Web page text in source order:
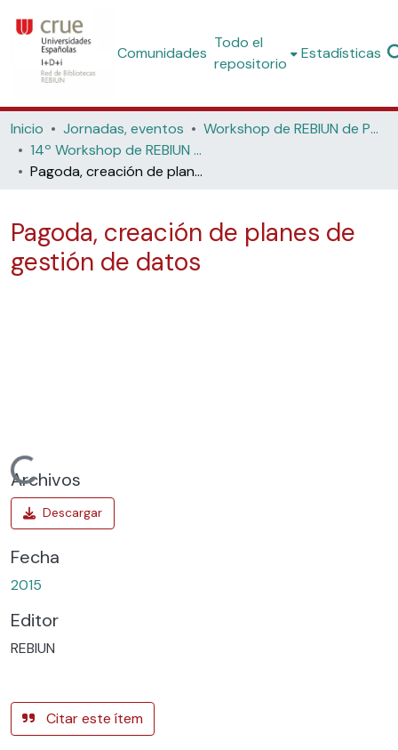
Comunidades
Todo el
repositorio
Estadísticas
Inicio Jornadas, eventos
Workshop de REBIUN de Proyectos Digitales
14º Workshop de REBIUN de Proyectos Digitales: los horizontes de los repositorios (Universidad de Córdoba, 2015)
Pagoda, creación de planes de gestión de datos
Pagoda, creación de planes de
gestión de datos
Cargando...
Archivos
Fecha
2015
Editor
REBIUN
Citar este ítem